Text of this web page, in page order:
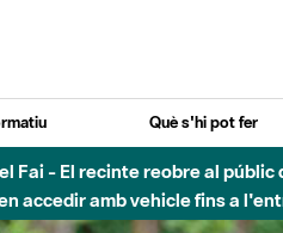
Què s'hi pot fer
Fai - El recinte reobre al
accedir amb vehicle fins a